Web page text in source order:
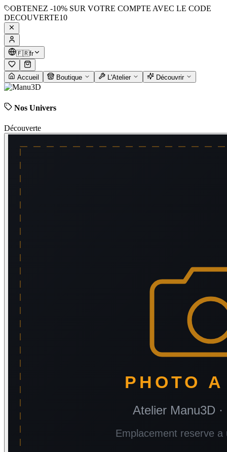
OBTENEZ -10% SUR VOTRE COMPTE AVEC LE CODE
DECOUVERTE10
🇫🇷fr
Accueil Boutique L'Atelier Découvrir
Nos Univers
Découverte